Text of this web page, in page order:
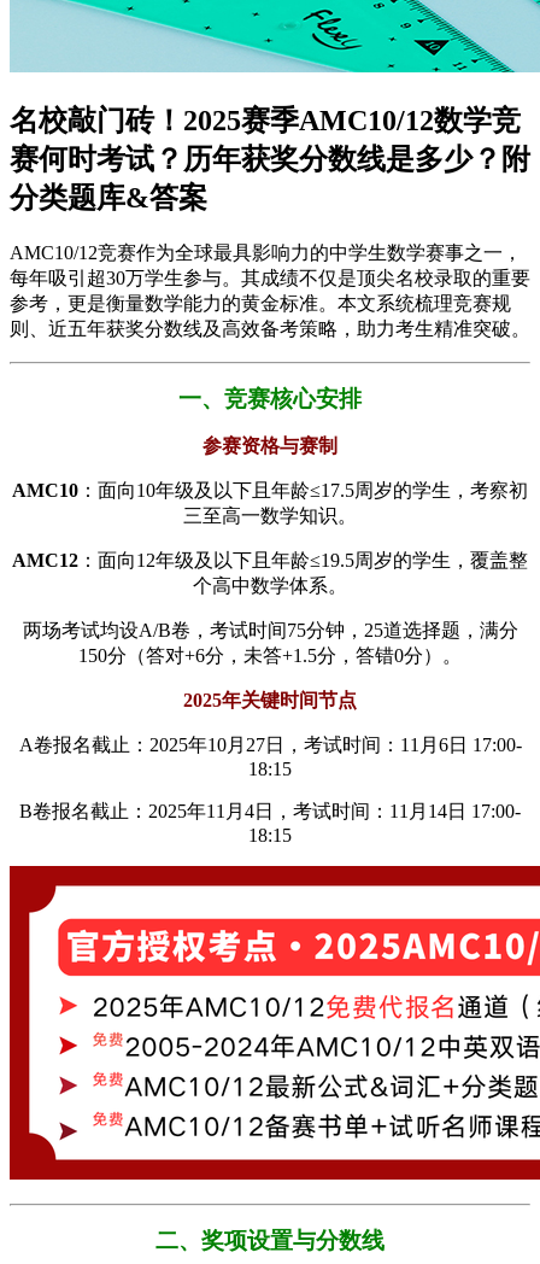
名校敲门砖！2025赛季AMC10/12数学竞
赛何时考试？历年获奖分数线是多少？附
分类题库&答案
AMC10/12竞赛作为全球最具影响力的中学生数学赛事之一，
每年吸引超30万学生参与。其成绩不仅是顶尖名校录取的重要
参考，更是衡量数学能力的黄金标准。本文系统梳理竞赛规
则、近五年获奖分数线及高效备考策略，助力考生精准突破。
一、竞赛核心安排
​参赛资格与赛制​
​AMC10​ ​：面向10年级及以下且年龄≤17.5周岁的学生，考察初
三至高一数学知识。
​AMC12​ ​：面向12年级及以下且年龄≤19.5周岁的学生，覆盖整
个高中数学体系。
两场考试均设A/B卷，考试时间75分钟，25道选择题，满分
150分（答对+6分，未答+1.5分，答错0分）。
​2025年关键时间节点​
A卷报名截止：2025年10月27日，考试时间：11月6日 17:00-
18:15
B卷报名截止：2025年11月4日，考试时间：11月14日 17:00-
18:15
二、奖项设置与分数线